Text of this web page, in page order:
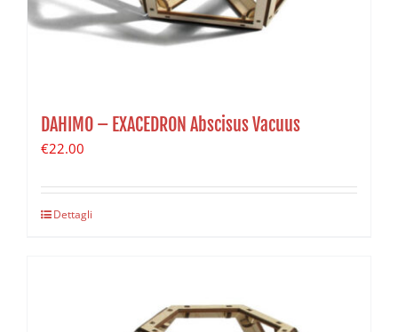
DAHIMO – EXACEDRON Abscisus Vacuus
€22.00
Dettagli